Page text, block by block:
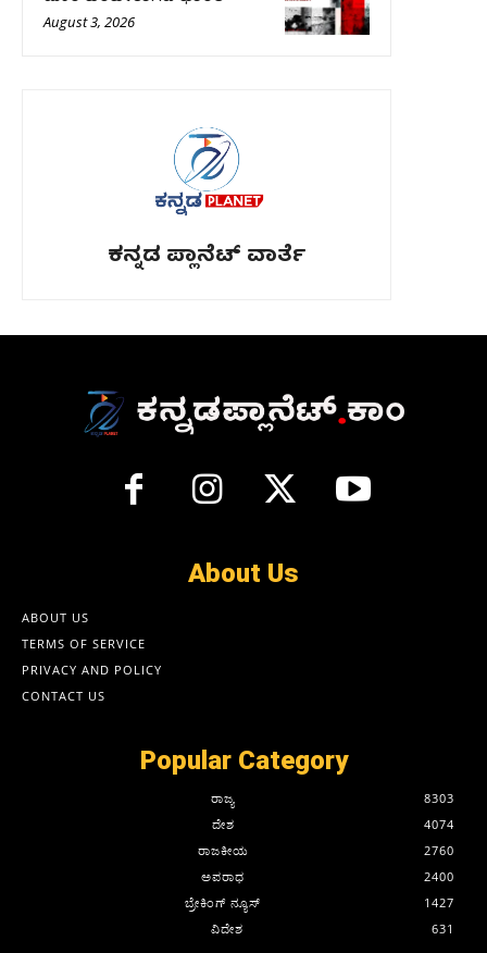
August 3, 2026
ಕನ್ನಡ ಪ್ಲಾನೆಟ್ ವಾರ್ತೆ
About Us
ABOUT US
TERMS OF SERVICE
PRIVACY AND POLICY
CONTACT US
Popular Category
ರಾಜ್ಯ
8303
ದೇಶ
4074
ರಾಜಕೀಯ
2760
ಅಪರಾಧ
2400
ಬ್ರೇಕಿಂಗ್ ನ್ಯೂಸ್
1427
ವಿದೇಶ
631